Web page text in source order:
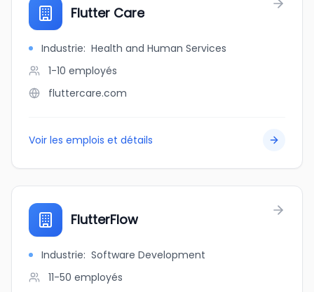
Flutter Care
Industrie: Health and Human Services
1-10 employés
fluttercare.com
Voir les emplois et détails
FlutterFlow
Industrie: Software Development
11-50 employés